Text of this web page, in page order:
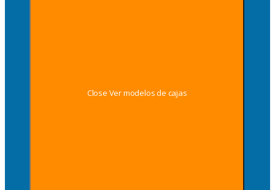
Close Ver modelos de cajas